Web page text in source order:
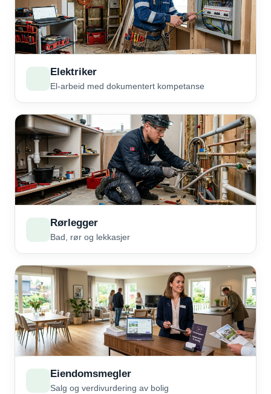
Elektriker
El-arbeid med dokumentert kompetanse
Rørlegger
Bad, rør og lekkasjer
Eiendomsmegler
Salg og verdivurdering av bolig